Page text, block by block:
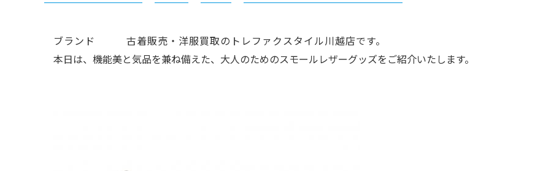
ブランド   古着販売・洋服買取のトレファクスタイル川越店です。
本日は、機能美と気品を兼ね備えた、大人のためのスモールレザーグッズをご紹介いたします。